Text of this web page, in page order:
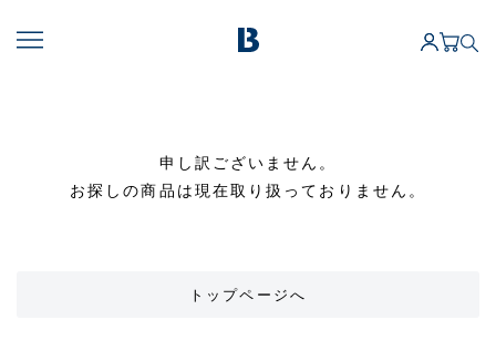
申し訳ございません。
お探しの商品は現在取り扱っておりません。
トップページへ